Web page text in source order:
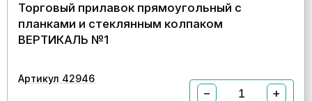
Торговый прилавок прямоугольный с
планками и стеклянным колпаком
ВЕРТИКАЛЬ №1
Артикул 42946
− +